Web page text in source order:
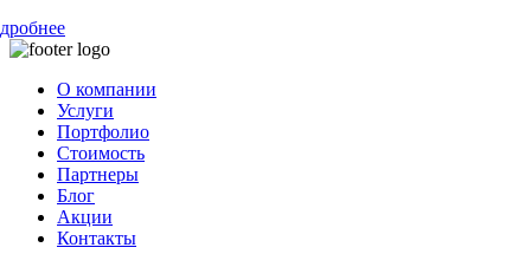
О компании
Услуги
Портфолио
Стоимость
Партнеры
Блог
Акции
Контакты